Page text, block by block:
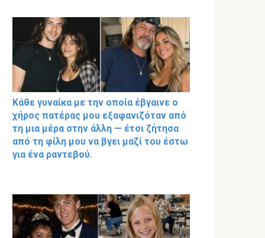
Κάθε γυναίκα με την οποία έβγαινε ο
χήρος πατέρας μου εξαφανιζόταν από
τη μια μέρα στην άλλη — έτσι ζήτησα
από τη φίλη μου να βγει μαζί του έστω
για ένα ραντεβού.